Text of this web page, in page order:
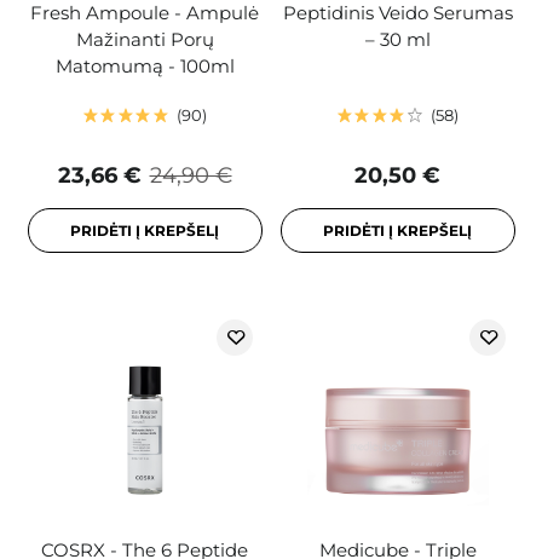
Fresh Ampoule - Ampulė
Mažinanti Porų
Matomumą - 100ml
90
24,90 €
23,66 €
PRIDĖTI Į KREPŠELĮ
Peptidinis Veido Serumas
– 30 ml
58
20,50 €
PRIDĖTI Į KREPŠELĮ
COSRX - The 6 Peptide
Medicube - Triple